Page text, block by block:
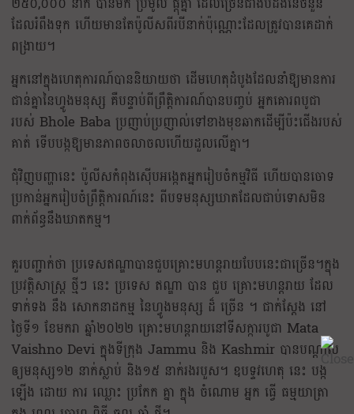
ដែលរំពឹងទុក ហើយមានតែប៉ូលីសពីរបីនាក់ប៉ុណ្ណោះដែលត្រូវបានគេដាក់
ពង្រាយ។
អ្នកនៅក្នុងហេតុការណ៍បាននិយាយថា ដើមហេតុដំបូងដែលនាំឱ្យមានការ
ជាន់គ្នានៃហ្វូងមនុស្ស គឺបន្ទាប់ពីព្រឹត្តិការណ៍បានបញ្ចប់ អ្នកគោរពបូជា
របស់ Bhole Baba ប្រញាប់ប្រញាល់ទៅខាងមុខឆាកដើម្បីប៉ះជើងរបស់
គាត់ ទើបបង្កឱ្យមានភាពចលាចលហើយដួលលើគ្នា។
ជុំវិញបញ្ហានេះ ប៉ូលីសកំពុងស៊ើបអង្កេតអ្នករៀបចំកម្មវិធី ហើយបានចោទ
ប្រកាន់អ្នករៀបចំព្រឹត្តិការណ៍នេះ ពីបទមនុស្សឃាតដែលជាប់ទោសមិន
ពាក់ព័ន្ធនឹងឃាតកម្ម។
គួរបញ្ជាក់ថា ប្រទេសឥណ្ឌាបានជួបគ្រោះមហន្តរាយបែបនេះជាច្រើន។ក្នុង
ប្រវត្តិសាស្ត្រ ថ្មីៗ នេះ ប្រទេស ឥណ្ឌា បាន ជួប គ្រោះមហន្តរាយ ដែល
ទាក់ទង នឹង សោកនាដកម្ម នៃហ្វូងមនុស្ស ដ៏ ច្រើន ។ ជាក់ស្ដែង នៅ
ថ្ងៃទី១ ខែមករា ឆ្នាំ២០២២ គ្រោះមហន្តរាយនៅទីសក្ការបូជា Mata
Vaishno Devi ក្នុងទីក្រុង Jammu និង Kashmir បានបណ្តាល
ឲ្យមនុស្ស១២ នាក់ស្លាប់ និង១៥ នាក់រងរបួស។ ឧបទ្ទវហេតុ នេះ បង្ក
ឡើង ដោយ ការ ឈ្លោះ ប្រកែក គ្នា ក្នុង ចំណោម អ្នក ធ្វើ ធម្មយាត្រា